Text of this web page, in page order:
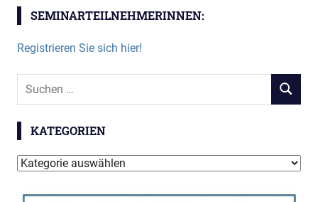
SEMINARTEILNEHMERINNEN:
Registrieren Sie sich hier!
Suchen
SUCHEN
KATEGORIEN
Kategorien